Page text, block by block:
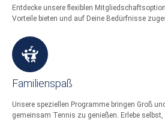
Entdecke unsere flexiblen
Vorteile bieten und auf Deine Bedürfnisse
Familienspaß
Unsere speziellen Programme bringen Groß
gemeinsam Tennis zu genießen. Erlebe